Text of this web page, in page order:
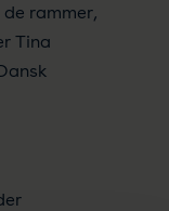
rammer,
Tina